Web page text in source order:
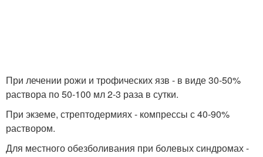
При лечении рожи и трофических язв - в виде 30-50%
раствора по 50-100 мл 2-3 раза в сутки.
При экземе, стрептодермиях - компрессы с 40-90%
раствором.
Для местного обезболивания при болевых синдромах -